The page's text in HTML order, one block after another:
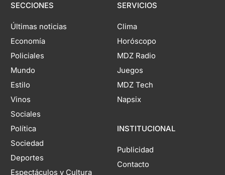
SECCIONES
Últimas noticias
Economía
Policiales
Mundo
Estilo
Vinos
Sociales
Política
Sociedad
Deportes
Espectáculos y Cultura
SERVICIOS
Clima
Horóscopo
MDZ Radio
Juegos
MDZ Tech
Napsix
INSTITUCIONAL
Publicidad
Contacto